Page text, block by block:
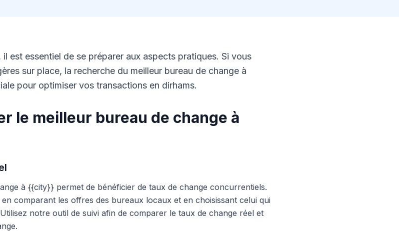
est essentiel de se préparer aux aspects pratiques. Si vous
sur place, la recherche du meilleur bureau de change à
pour optimiser vos transactions en dirhams.
le meilleur bureau de change à
à {{city}} permet de bénéficier de taux de change concurrentiels.
comparant les offres des bureaux locaux et en choisissant celui qui
notre outil de suivi afin de comparer le taux de change réel et